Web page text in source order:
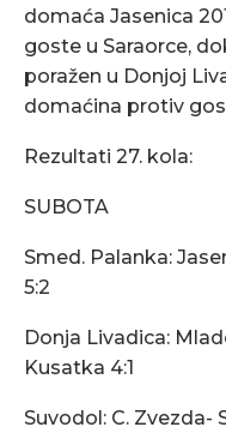
domaća Jasenica
goste u Saraorce,
poražen u Donjoj
domaćina protiv
Rezultati 27. kola:
SUBOTA
Smed. Palanka:
5:2
Donja Livadica:
Kusatka 4:1
Suvodol: C. Zvezda-